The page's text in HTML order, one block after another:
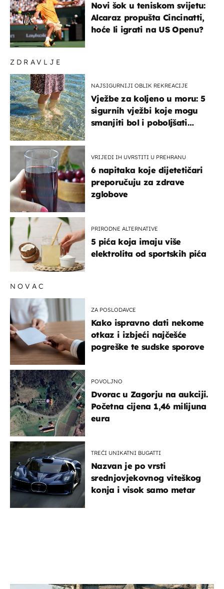
ZDRAVLJE
NAJSIGURNIJI OBLIK REKREACIJE
Vježbe za koljeno u moru: 5
sigurnih vježbi koje mogu
smanjiti bol i poboljšati
VRIJEDI IH UVRSTITI U PREHRANU
6 napitaka koje dijetetičari
preporučuju za zdrave
zglobove
PRIRODNE ALTERNATIVE
5 pića koja imaju više
elektrolita od sportskih pića
Novi šok u teniskom svijetu:
Alcaraz propušta Cincinatti,
hoće li igrati na US Openu?
NOVAC
ZA POSLODAVCE
Kako ispravno dati nekome
otkaz i izbjeći najčešće
pogreške te sudske sporove
POVOLJNO
Dvorac u Zagorju na aukciji.
Početna cijena 1,46 milijuna
eura
TREĆI UNIKATNI BUGATTI
Nazvan je po vrsti
srednjovjekovnog viteškog
konja i visok samo metar